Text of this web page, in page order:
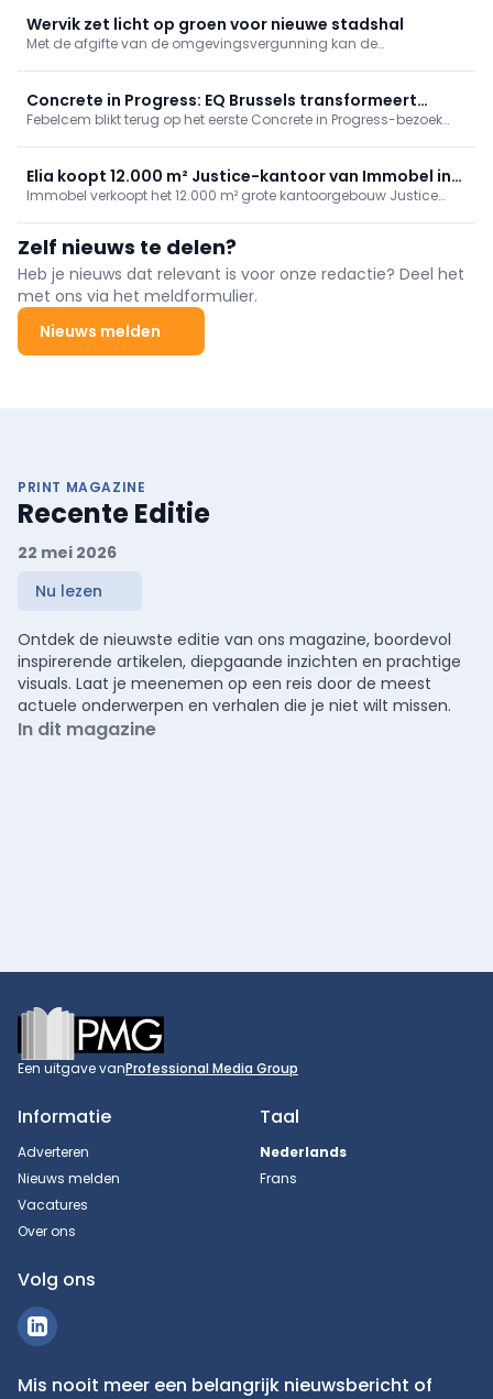
praktijken tekenen in; fossielvrije energie via geothermie. Eerste
intrek midden 2027.
Wervik zet licht op groen voor nieuwe stadshal
Met de afgifte van de omgevingsvergunning kan de
bredere herwaardering van een strategisch gelegen ...
Concrete in Progress: EQ Brussels transformeert
brutalistisch icoon
Febelcem blikt terug op het eerste Concrete in Progress-bezoek
lezing Lambert Lénack (24/09, Flagey) en Concrete Day (01/10,
Leuven); nieuwe publicaties.
Elia koopt 12.000 m² Justice-kantoor van Immobel in
Brusselse Zavel
Immobel verkoopt het 12.000 m² grote kantoorgebouw Justice
binnentuin verbetert de stadsconnectiviteit. De deal volgt op een
Bain-huurovereenkomst, parkingverkoop en succesvolle
residentiële lancering.
Zelf nieuws te delen?
Heb je nieuws dat relevant is voor onze redactie? Deel het
met ons via het meldformulier.
Nieuws melden
PRINT MAGAZINE
Recente Editie
22 mei 2026
Nu lezen
Ontdek de nieuwste editie van ons magazine, boordevol
inspirerende artikelen, diepgaande inzichten en prachtige
visuals. Laat je meenemen op een reis door de meest
actuele onderwerpen en verhalen die je niet wilt missen.
In dit magazine
Footer
Een uitgave vanProfessional Media Group
Informatie
Adverteren
Nieuws melden
Vacatures
Over ons
Taal
Nederlands
Frans
Volg ons
Mis nooit meer een belangrijk nieuwsbericht of